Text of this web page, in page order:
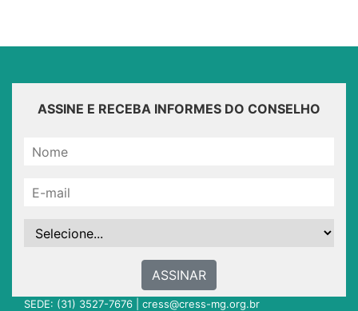
ASSINE E RECEBA INFORMES DO CONSELHO
ASSINAR
SEDE: (31) 3527-7676 | cress@cress-mg.org.br